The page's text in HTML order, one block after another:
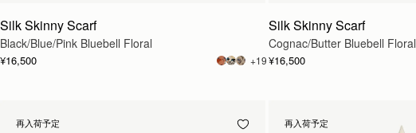
Silk Skinny Scarf
Black/Blue/Pink Bluebell Floral
¥16,500 +19
Silk Skinny Scarf
Cognac/Butter Bluebell Floral
¥16,500
再入荷予定 再入荷予定